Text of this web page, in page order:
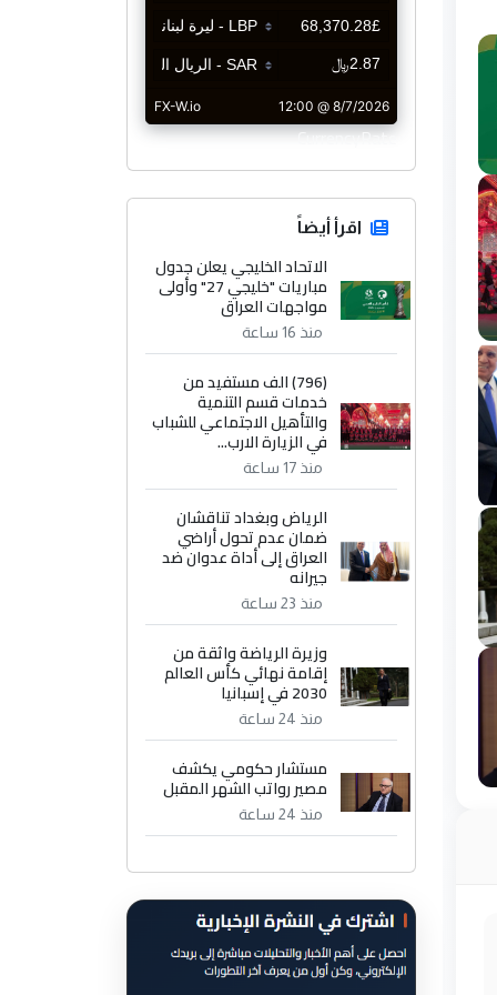
CurrencyRate
اقرأ أيضاً
الاتحاد الخليجي يعلن جدول
مباريات "خليجي 27" وأولى
مواجهات العراق
منذ 16 ساعة
(796) الف مستفيد من
خدمات قسم التنمية
والتأهيل الاجتماعي للشباب
في الزيارة الارب...
منذ 17 ساعة
الرياض وبغداد تناقشان
ضمان عدم تحول أراضي
العراق إلى أداة عدوان ضد
جيرانه
منذ 23 ساعة
وزيرة الرياضة واثقة من
إقامة نهائي كأس العالم
2030 في إسبانيا
منذ 24 ساعة
مستشار حكومي يكشف
مصير رواتب الشهر المقبل
منذ 24 ساعة